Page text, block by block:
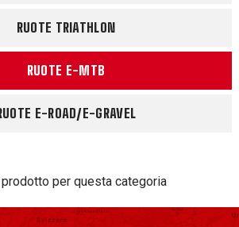
RUOTE TRIATHLON
RUOTE E-MTB
E-ROAD/E-GRAVEL
per questa categoria